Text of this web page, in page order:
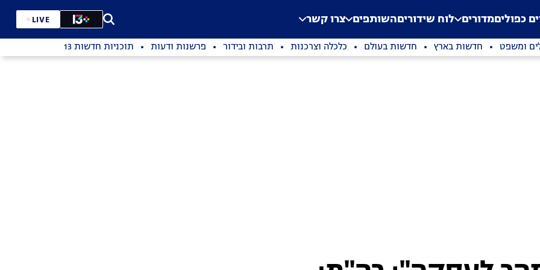
Application error: a
. כפוליםמדורים לוח שידוריםהשותפים צרו קשר LIVE
ומשפט חדשות בארץ חדשות בעולם כלכלה וצרכנות תרבות ובידור פרשנות ודעות תוכניות חדשות 13